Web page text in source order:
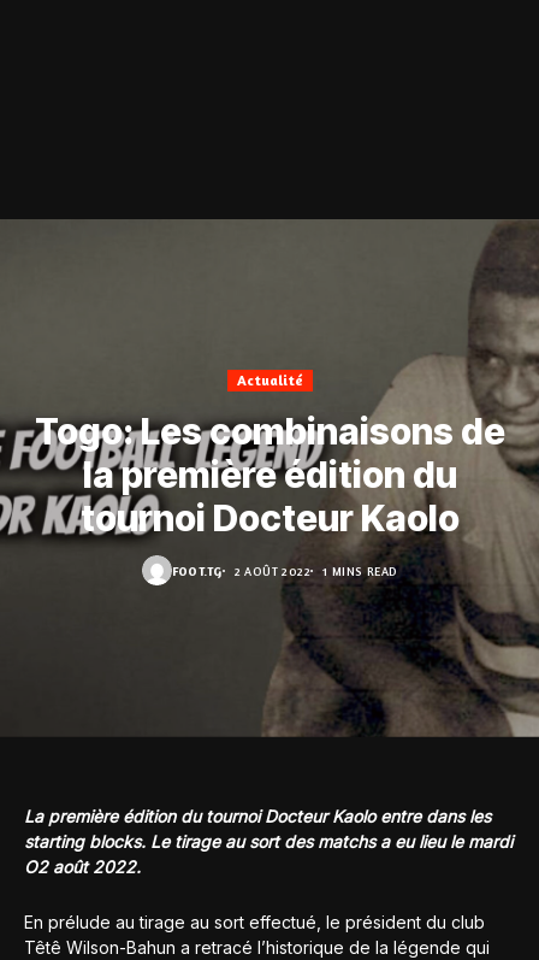
Actualité
Togo: Les combinaisons de
la première édition du
tournoi Docteur Kaolo
FOOT.TG 2 AOÛT 2022 1 MINS READ
La première édition du tournoi Docteur Kaolo entre dans les
starting blocks. Le tirage au sort des matchs a eu lieu le mardi
O2 août 2022.
En prélude au tirage au sort effectué, le président du club
Têtê Wilson-Bahun a retracé l’historique de la légende qui